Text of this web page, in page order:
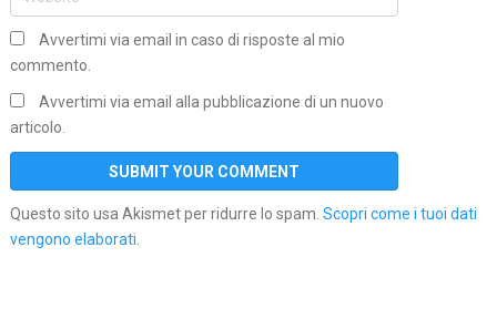
Avvertimi via email in caso di risposte al mio
commento.
Avvertimi via email alla pubblicazione di un nuovo
articolo.
Questo sito usa Akismet per ridurre lo spam. Scopri come i tuoi dati
vengono elaborati.